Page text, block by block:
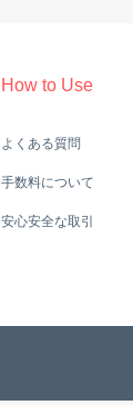
How to Use
よくある質問
手数料について
安心安全な取引